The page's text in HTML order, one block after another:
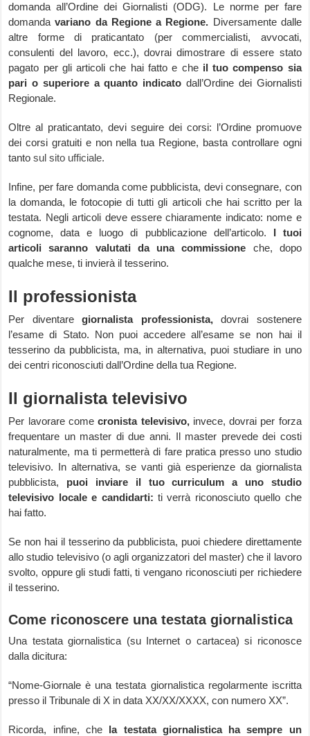
domanda all’Ordine dei Giornalisti (ODG). Le norme per fare
domandavariano da Regione a Regione. Diversamente dalle
altre forme di praticantato (per commercialisti, avvocati,
consulenti del lavoro, ecc.), dovrai dimostrare di essere stato
pagato per gli articoli che hai fatto e che il tuo compenso sia
pari o superiore a quanto indicato dall’Ordine dei Giornalisti
Regionale.
Oltre al praticantato, devi seguire dei corsi: l’Ordine promuove
dei corsi gratuiti e non nella tua Regione, basta controllare ogni
tantosul sito ufficiale.
Infine, per fare domanda come pubblicista, devi consegnare, con
la domanda, le fotocopie di tutti gli articoli che hai scritto per la
testata. Negli articoli deve essere chiaramente indicato: nome e
cognome, data e luogo di pubblicazione dell’articolo. I tuoi
articoli saranno valutati da una commissione che, dopo
qualche mese, ti invierà il tesserino.
Il professionista
Per diventaregiornalista professionista,dovrai sostenere
l’esame di Stato. Non puoi accedere all’esame se non hai il
tesserino da pubblicista, ma, in alternativa, puoi studiare in uno
dei centri riconosciuti dall’Ordine della tua Regione.
Il giornalista televisivo
Per lavorare comecronista televisivo,invece, dovrai per forza
frequentare un master di due anni. Il master prevede dei costi
naturalmente, ma ti permetterà di fare pratica presso uno studio
televisivo. In alternativa, se vanti già esperienze da giornalista
pubblicista, puoi inviare il tuo curriculum a uno studio
televisivo locale e candidarti: ti verrà riconosciuto quello che
hai fatto.
Se non hai il tesserino da pubblicista, puoi chiedere direttamente
allo studio televisivo (o agli organizzatori del master) che il lavoro
svolto, oppure gli studi fatti, ti vengano riconosciuti per richiedere
il tesserino.
Come riconoscere una testata giornalistica
Una testata giornalistica (su Internet o cartacea) si riconosce
dalla dicitura:
“Nome-Giornale è una testata giornalistica regolarmente iscritta
presso il Tribunale di X in data XX/XX/XXXX, con numero XX”.
Ricorda, infine, che la testata giornalistica ha sempre un